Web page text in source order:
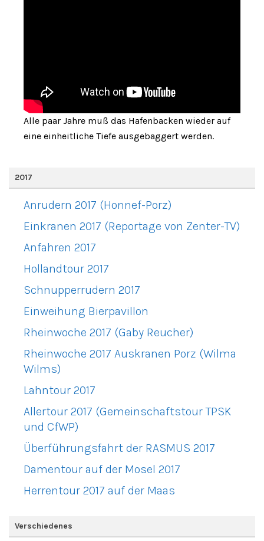
Alle paar Jahre muß das Hafenbacken wieder auf
eine einheitliche Tiefe ausgebaggert werden.
2017
Anrudern 2017 (Honnef-Porz)
Einkranen 2017 (Reportage von Zenter-TV)
Anfahren 2017
Hollandtour 2017
Schnupperrudern 2017
Einweihung Bierpavillon
Rheinwoche 2017 (Gaby Reucher)
Rheinwoche 2017 Auskranen Porz (Wilma
Wilms)
Lahntour 2017
Allertour 2017 (Gemeinschaftstour TPSK
und CfWP)
Überführungsfahrt der RASMUS 2017
Damentour auf der Mosel 2017
Herrentour 2017 auf der Maas
Verschiedenes